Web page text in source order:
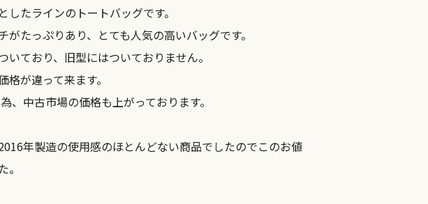
したラインのトートバッグです。
がたっぷりあり、とても人気の高いバッグです。
いており、旧型にはついておりません。
が違って来ます。
、中古市場の価格も上がっております。
年製造の使用感のほとんどない商品でしたのでこのお値